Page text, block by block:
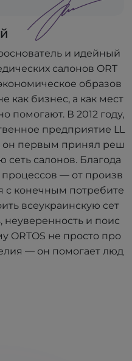
и идейный
салонов ORT
образов
как бизнес, а как мест
помогают. В 2012 году,
предприятие LL
он первым принял реш
сеть салонов. Благода
— от произв
с конечным потребите
всеукраинскую сет
неуверенность и поис
ORTOS не просто про
— он помогает люд